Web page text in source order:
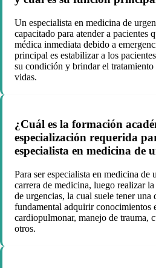
Un especialista en medicina de
capacitado para atender a pacientes
médica inmediata debido a
principal es estabilizar a los
su condición y brindar el tratamiento
vidas.
¿Cuál es la formación
especialización requerida
especialista en medicina de
Para ser especialista en medicina de
carrera de medicina, luego realizar
de urgencias, la cual suele tener una
fundamental adquirir conocimientos
cardiopulmonar, manejo de trauma,
otros.